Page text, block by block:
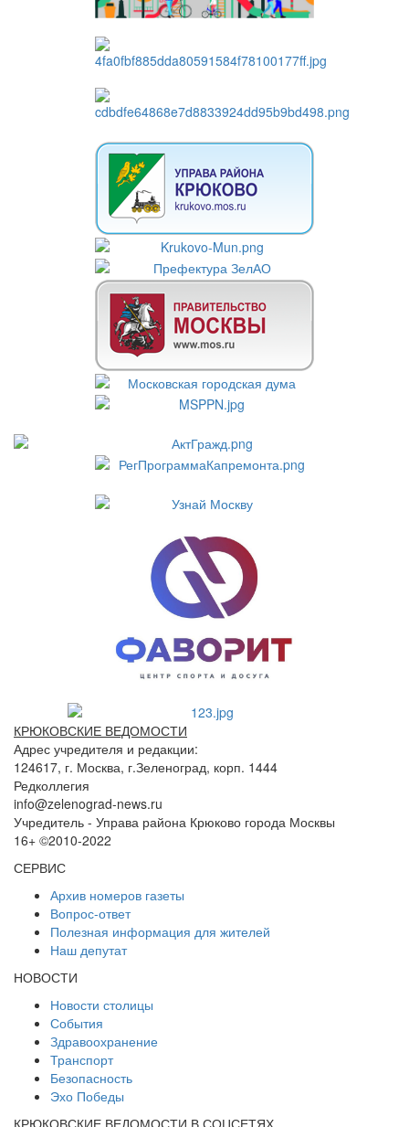
КРЮКОВСКИЕ ВЕДОМОСТИ
Адрес учредителя и редакции:
124617, г. Москва, г.Зеленоград, корп. 1444
Редколлегия
info@zelenograd-news.ru
Учредитель - Управа района Крюково города Москвы
16+ ©2010-2022
СЕРВИС
Архив номеров газеты
Вопрос-ответ
Полезная информация для жителей
Наш депутат
НОВОСТИ
Новости столицы
События
Здравоохранение
Транспорт
Безопасность
Эхо Победы